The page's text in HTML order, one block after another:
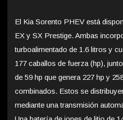
El Kia Sorento PHEV está
EX y SX Prestige. Ambas
turboalimentado de 1.6 litros y
177 caballos de fuerza (hp),
de 59 hp que genera 227 hp y
combinados. Estos se
mediante una transmisión